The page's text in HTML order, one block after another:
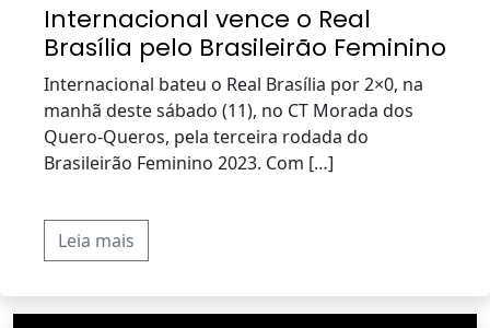
Internacional vence o Real
Brasília pelo Brasileirão Feminino
Internacional bateu o Real Brasília por 2×0, na
manhã deste sábado (11), no CT Morada dos
Quero-Queros, pela terceira rodada do
Brasileirão Feminino 2023. Com […]
Leia mais